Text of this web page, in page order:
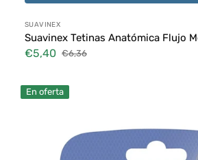
Proveedor:
SUAVINEX
Suavinex Tetinas Anatómica Flujo
Precio
venta
€5,40
Precio
€6,36
Naturalfeeling
6m+En oferta